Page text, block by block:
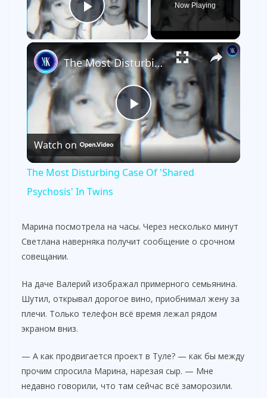
Play Video
Now Playing
×
P
l
y
i
e
The Most Disturbing Case Of 'Shared Psychosis' In Twins
Watch on
The Most Disturbing Case Of 'Shared
Psychosis' In Twins
Марина посмотрела на часы. Через несколько минут
Светлана наверняка получит сообщение о срочном
совещании.
На даче Валерий изображал примерного семьянина.
Шутил, открывал дорогое вино, приобнимал жену за
плечи. Только телефон всё время лежал рядом
экраном вниз.
— А как продвигается проект в Туле? — как бы между
прочим спросила Марина, нарезая сыр. — Мне
недавно говорили, что там сейчас всё заморозили.